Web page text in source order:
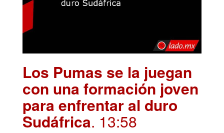
Los Pumas se la juegan
con una formación joven
para enfrentar al duro
Sudáfrica. 13:58